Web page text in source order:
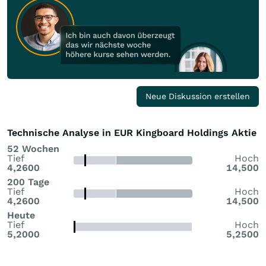
Neue Diskussion erstellen
Technische Analyse in EUR Kingboard Holdings Aktie
52 Wochen
Tief
4,2600
Hoch
14,500
200 Tage
Tief
4,2600
Hoch
14,500
Heute
Tief
5,2000
Hoch
5,2500